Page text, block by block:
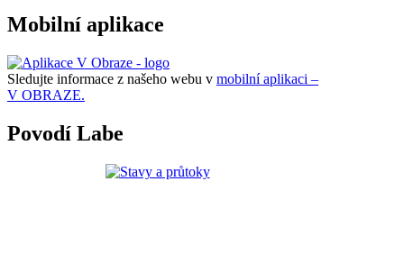
Mobilní aplikace
Sledujte informace z našeho webu v mobilní aplikaci –
V OBRAZE.
Povodí Labe